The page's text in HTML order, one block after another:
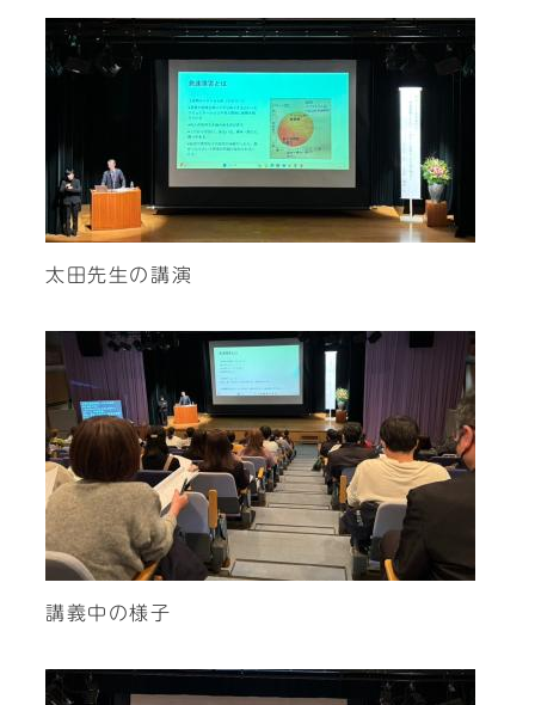
太田先生の講演
講義中の様子